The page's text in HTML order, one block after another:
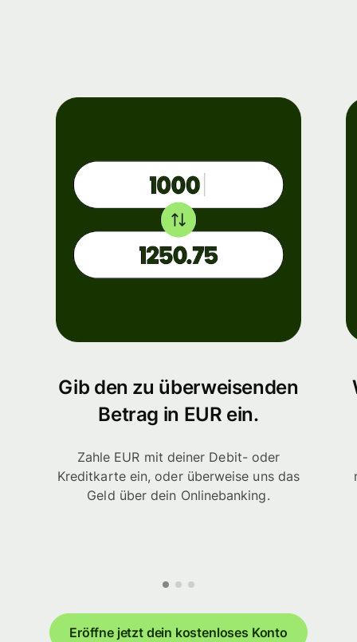
Gib den zu überweisenden
Betrag in EUR ein.
Zahle EUR mit deiner Debit- oder
Kreditkarte ein, oder überweise uns das
Geld über dein Onlinebanking.
Eröffne jetzt dein kostenloses Konto